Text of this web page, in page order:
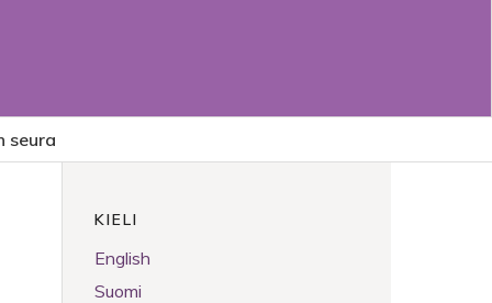
seura
KIELI
English
Suomi